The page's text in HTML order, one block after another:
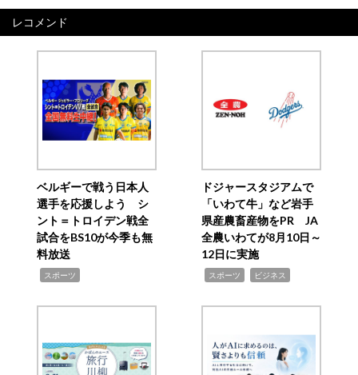
レコメンド
ベルギーで戦う日本人
選手を応援しよう シ
ント＝トロイデン戦全
試合をBS10が今季も無
料放送
スポーツ
ドジャースタジアムで
「いわて牛」など岩手
県産農畜産物をPR JA
全農いわてが8月10日～
12日に実施
スポーツ ビジネス